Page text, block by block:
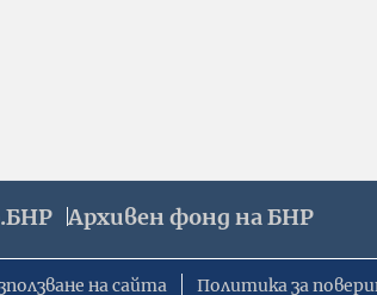
Архивен фонд на БНР
на сайта Политика за